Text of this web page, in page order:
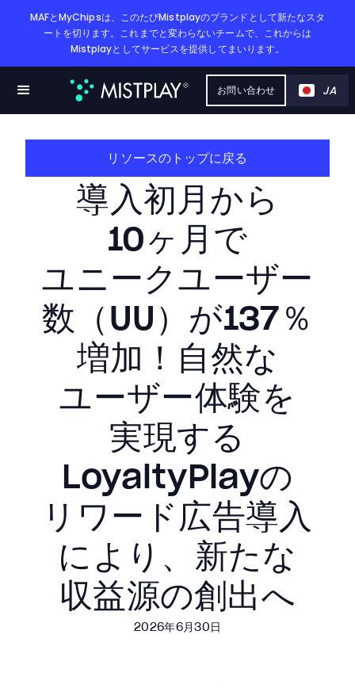
MAFとMyChipsは、このたびMistplayのブランドとして新たなスタ
ートを切ります。これまでと変わらないチームで、これからは
Mistplayとしてサービスを提供してまいります。
JA
お問い合わせ
リソースのトップに戻る
導入初月から​
10ヶ月で​
ユニークユーザー
数​（UU）が​137％
増加！​自然な​
ユーザー体験を​
実現する​
LoyaltyPlayの​
リワード広告導入
に​より、​新たな​
収益源の​創出へ
2026年6月30日